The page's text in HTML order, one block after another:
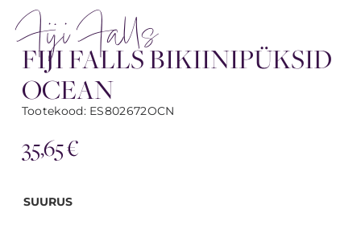
Fiji Falls
FIJI FALLS BIKIINIPÜKSID
OCEAN
Tootekood: ES802672OCN
35,65€
SUURUS